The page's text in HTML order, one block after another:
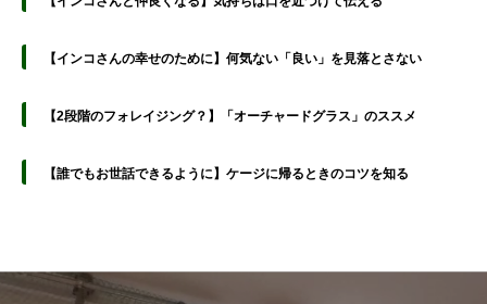
【インコさんの幸せのために】何気ない「良い」を見落とさない
【2段階のフォレイジング？】「オーチャードグラス」のススメ
【誰でもお世話できるように】ケージに帰るときのコツを知る